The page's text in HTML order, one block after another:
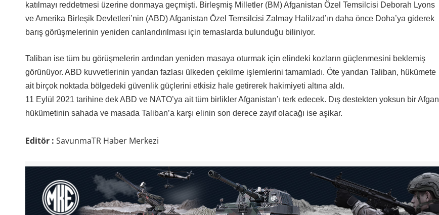
katılmayı reddetmesi üzerine donmaya geçmişti. Birleşmiş Milletler (BM) Afganistan Özel Temsilcisi Deborah Lyons
ve Amerika Birleşik Devletleri’nin (ABD) Afganistan Özel Temsilcisi Zalmay Halilzad’ın daha önce Doha’ya giderek
barış görüşmelerinin yeniden canlandırılması için temaslarda bulunduğu biliniyor.
Taliban ise tüm bu görüşmelerin ardından yeniden masaya oturmak için elindeki kozların güçlenmesini beklemiş
görünüyor. ABD kuvvetlerinin yarıdan fazlası ülkeden çekilme işlemlerini tamamladı. Öte yandan Taliban, hükümete
ait birçok noktada bölgedeki güvenlik güçlerini etkisiz hale getirerek hakimiyeti altına aldı.
11 Eylül 2021 tarihine dek ABD ve NATO’ya ait tüm birlikler Afganistan’ı terk edecek. Dış destekten yoksun bir Afgan
hükümetinin sahada ve masada Taliban’a karşı elinin son derece zayıf olacağı ise aşikar.
Editör : SavunmaTR Haber Merkezi